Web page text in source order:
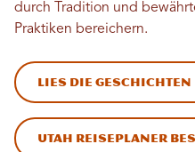
durch Tradition und
Praktiken bereichern.
Lies die Geschichten
Utah Reiseplaner